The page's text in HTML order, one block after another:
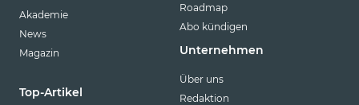
Akademie
News
Magazin
Top-Artikel
Roadmap
Abo kündigen
Unternehmen
Über uns
Redaktion